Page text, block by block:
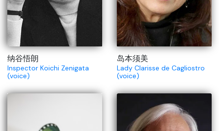
纳谷悟朗
Inspector Koichi Zenigata
(voice)
岛本须美
Lady Clarisse de Cagliostro
(voice)